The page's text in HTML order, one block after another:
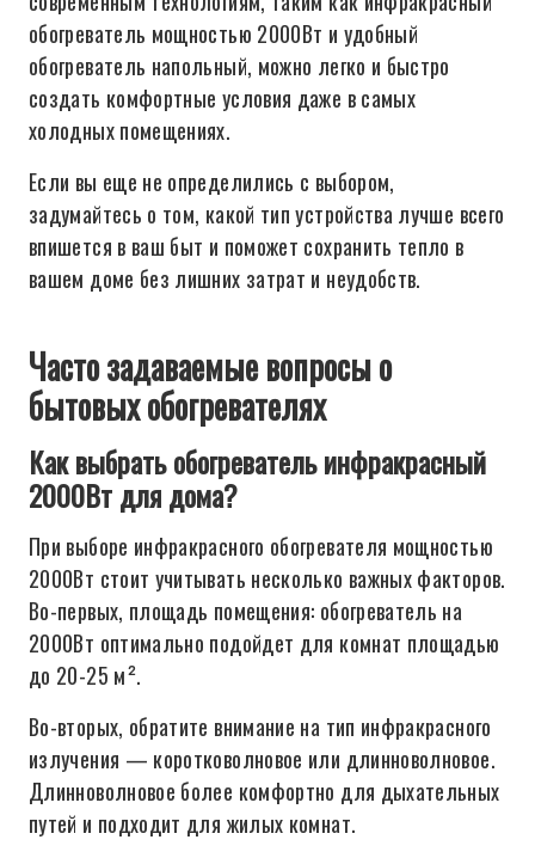
обогреватель мощностью 2000Вт и удобный
обогреватель напольный, можно легко и быстро
создать комфортные условия даже в самых
холодных помещениях.
Если вы еще не определились с выбором,
задумайтесь о том, какой тип устройства лучше всего
впишется в ваш быт и поможет сохранить тепло в
вашем доме без лишних затрат и неудобств.
Часто задаваемые вопросы о
бытовых обогревателях
Как выбрать обогреватель инфракрасный
2000Вт для дома?
При выборе инфракрасного обогревателя мощностью
2000Вт стоит учитывать несколько важных факторов.
Во-первых, площадь помещения: обогреватель на
2000Вт оптимально подойдет для комнат площадью
до 20-25 м².
Во-вторых, обратите внимание на тип инфракрасного
излучения — коротковолновое или длинноволновое.
Длинноволновое более комфортно для дыхательных
путей и подходит для жилых комнат.